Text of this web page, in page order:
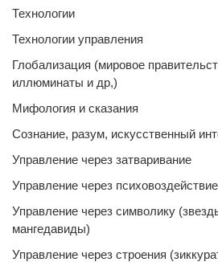
Технологии
Технологии управления
Глобализация (мировое
иллюминаты и др,)
Мифология и сказания
Сознание, разум, искусственный
Управление через затваривание
Управление через
Управление через символику
мангедавиды)
Управление через строения